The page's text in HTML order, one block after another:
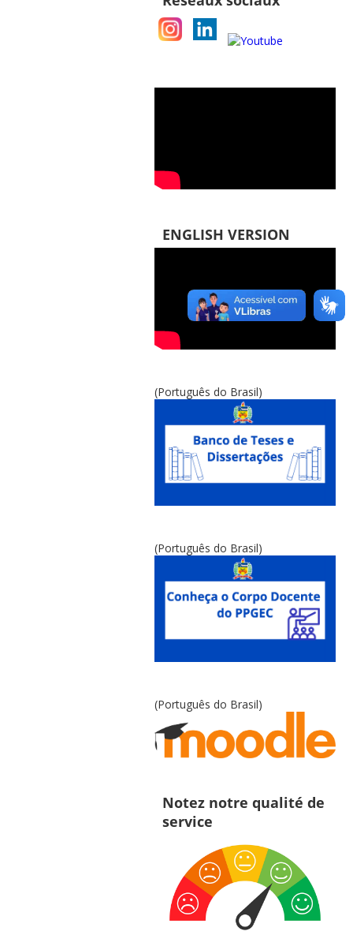
ENGLISH VERSION
(Português do Brasil)
(Português do Brasil)
(Português do Brasil)
Notez notre qualité de
service